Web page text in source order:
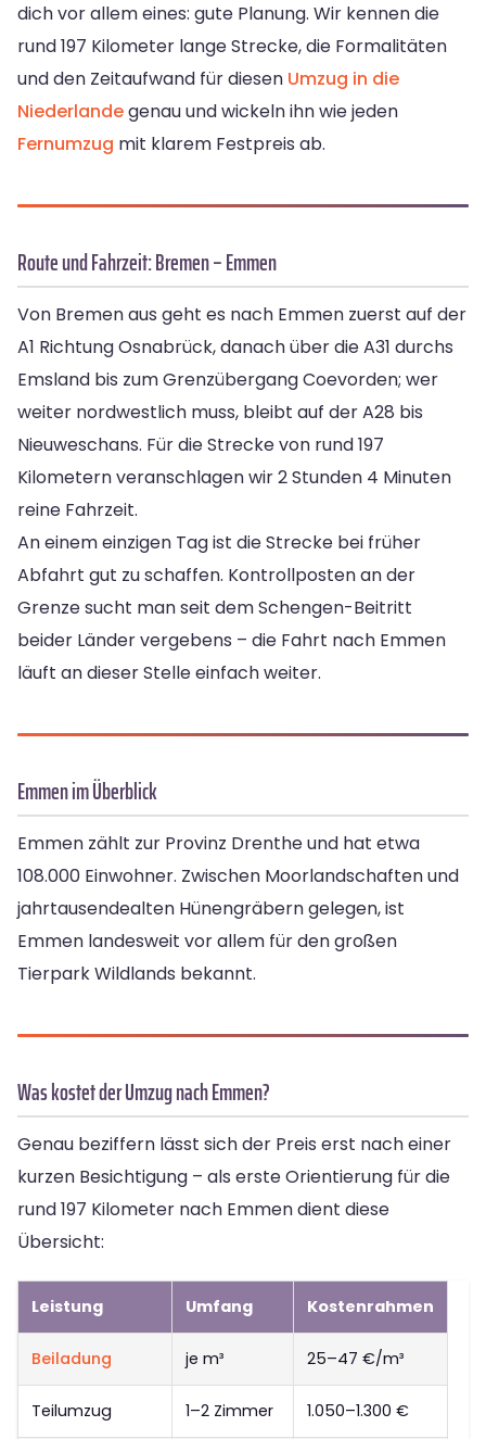
dich vor allem eines: gute Planung. Wir kennen die
rund 197 Kilometer lange Strecke, die Formalitäten
und den Zeitaufwand für diesen Umzug in die
Niederlandegenau und wickeln ihn wie jeden
Fernumzug mit klarem Festpreis ab.
Route und Fahrzeit: Bremen – Emmen
Von Bremen aus geht es nach Emmen zuerst auf der
A1 Richtung Osnabrück, danach über die A31 durchs
Emsland bis zum Grenzübergang Coevorden; wer
weiter nordwestlich muss, bleibt auf der A28 bis
Nieuweschans. Für die Strecke von rund 197
Kilometern veranschlagen wir 2 Stunden 4 Minuten
reine Fahrzeit.
An einem einzigen Tag ist die Strecke bei früher
Abfahrt gut zu schaffen. Kontrollposten an der
Grenze sucht man seit dem Schengen-Beitritt
beider Länder vergebens – die Fahrt nach Emmen
läuft an dieser Stelle einfach weiter.
Emmen im Überblick
Emmen zählt zur Provinz Drenthe und hat etwa
108.000 Einwohner. Zwischen Moorlandschaften und
jahrtausendealten Hünengräbern gelegen, ist
Emmen landesweit vor allem für den großen
Tierpark Wildlands bekannt.
Was kostet der Umzug nach Emmen?
Genau beziffern lässt sich der Preis erst nach einer
kurzen Besichtigung – als erste Orientierung für die
rund 197 Kilometer nach Emmen dient diese
Übersicht:
Leistung Umfang Kostenrahmen
Beiladung je m³ 25–47 €/m³
Teilumzug 1–2 Zimmer 1.050–1.300 €